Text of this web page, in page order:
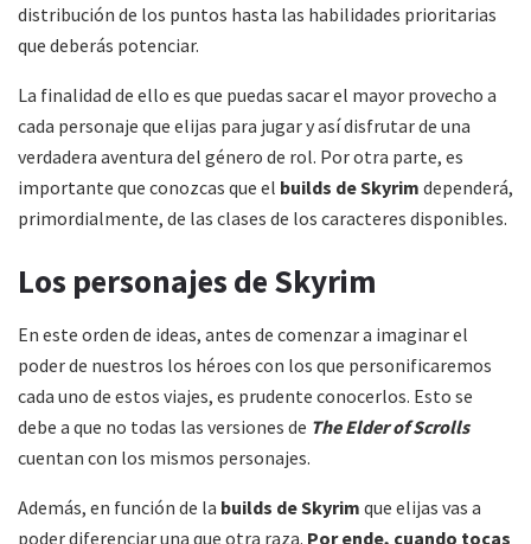
distribución de los puntos hasta las habilidades prioritarias
que deberás potenciar.
La finalidad de ello es que puedas sacar el mayor provecho a
cada personaje que elijas para jugar y así disfrutar de una
verdadera aventura del género de rol. Por otra parte, es
importante que conozcas que el builds de Skyrim dependerá,
primordialmente, de las clases de los caracteres disponibles.
Los personajes de Skyrim
En este orden de ideas, antes de comenzar a imaginar el
poder de nuestros los héroes con los que personificaremos
cada uno de estos viajes, es prudente conocerlos. Esto se
debe a que no todas las versiones de The Elder of Scrolls
cuentan con los mismos personajes.
Además, en función de la builds de Skyrim que elijas vas a
poder diferenciar una que otra raza. Por ende, cuando tocas